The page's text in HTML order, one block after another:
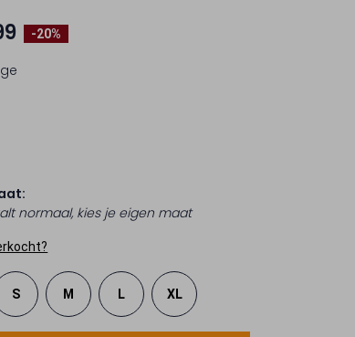
-20%
normaal, kies je eigen maat
S M L XL